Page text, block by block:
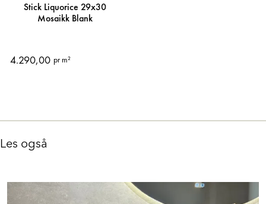
Stick Liquorice 29x30
Mosaikk Blank
4.290,00 pr m²
Les også